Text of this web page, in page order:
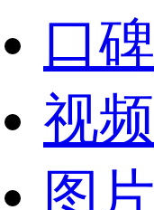
口碑
视频
图片